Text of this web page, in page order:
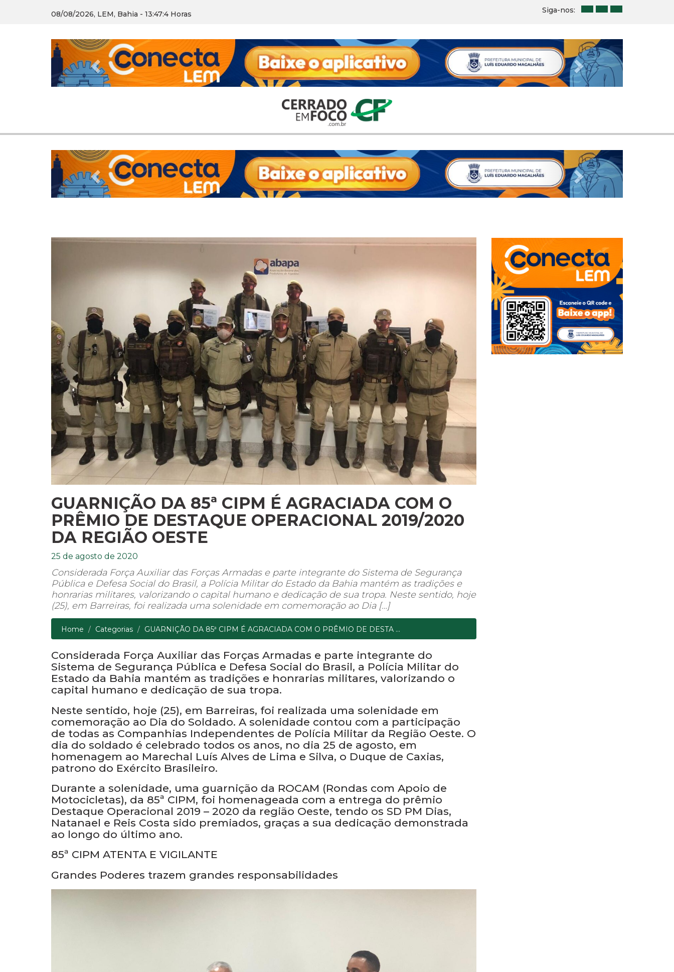
08/08/2026, LEM, Bahia - 13:47:6 Horas Siga-nos:
Previous Next
Previous Next
GUARNIÇÃO DA 85ª CIPM É AGRACIADA COM O
PRÊMIO DE DESTAQUE OPERACIONAL 2019/2020
DA REGIÃO OESTE
25 de agosto de 2020
Considerada Força Auxiliar das Forças Armadas e parte integrante do Sistema de Segurança
Pública e Defesa Social do Brasil, a Polícia Militar do Estado da Bahia mantém as tradições e
honrarias militares, valorizando o capital humano e dedicação de sua tropa. Neste sentido, hoje
(25), em Barreiras, foi realizada uma solenidade em comemoração ao Dia […]
Home Categorias GUARNIÇÃO DA 85ª CIPM É AGRACIADA COM O PRÊMIO DE DESTA ...
Sistema de Segurança Pública e Defesa Social do Brasil, a Polícia Militar do
Estado da Bahia mantém as tradições e honrarias militares, valorizando o
capital humano e dedicação de sua tropa.
Neste sentido, hoje (25), em Barreiras, foi realizada uma solenidade em
comemoração ao Dia do Soldado. A solenidade contou com a participação
dia do soldado é celebrado todos os anos, no dia 25 de agosto, em
homenagem ao Marechal Luís Alves de Lima e Silva, o Duque de Caxias,
patrono do Exército Brasileiro.
Durante a solenidade, uma guarnição da ROCAM (Rondas com Apoio de
Destaque Operacional 2019 – 2020 da região Oeste, tendo os SD PM Dias,
Natanael e Reis Costa sido premiados, graças a sua dedicação demonstrada
ao longo do último ano.